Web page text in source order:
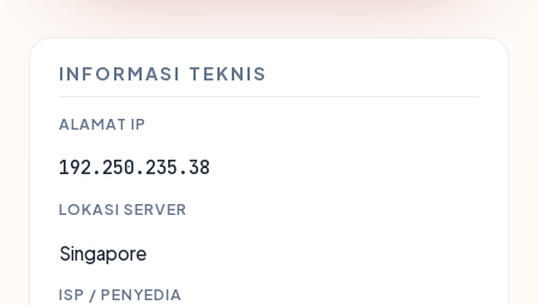
INFORMASI TEKNIS
ALAMAT IP
192.250.235.38
LOKASI SERVER
Singapore
ISP / PENYEDIA